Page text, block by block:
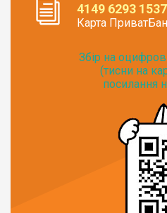
4149 6293
Карта
Збір на
(тисни на
посилання